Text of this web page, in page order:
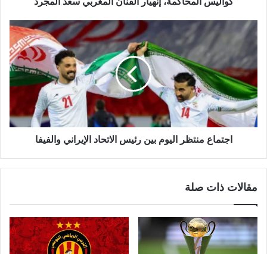
اجتماع منتظر اليوم بين رئيس الاتحاد الإيراني والفيفا
مقالات ذات صلة